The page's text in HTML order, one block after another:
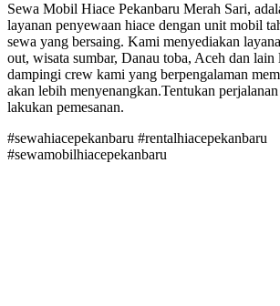
Sewa Mobil Hiace Pekanbaru Merah Sari,
layanan penyewaan hiace dengan unit mobil
sewa yang bersaing. Kami menyediakan
out, wisata sumbar, Danau toba, Aceh dan
dampingi crew kami yang berpengalaman
akan lebih menyenangkan.Tentukan perjalanan
lakukan pemesanan.
#sewahiacepekanbaru #rentalhiacepekanbaru
#sewamobilhiacepekanbaru